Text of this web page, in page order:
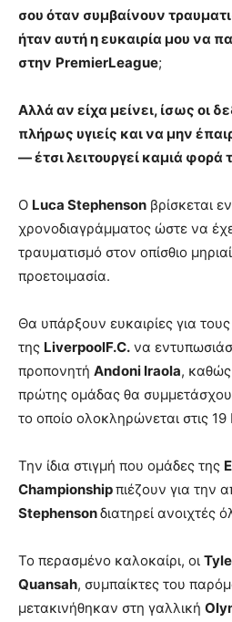
σου όταν συμβαίνουν
ήταν αυτή η ευκαιρία μου να
στην PremierLeague;
Αλλά αν είχα μείνει, ίσως οι
πλήρως υγιείς και να μην
— έτσι λειτουργεί καμιά φορά
Ο Luca Stephenson βρίσκεται
χρονοδιαγράμματος ώστε να
τραυματισμό στον οπίσθιο
προετοιμασία.
Θα υπάρξουν ευκαιρίες για
της LiverpoolF.C. να
προπονητή Andoni Iraola, καθώς
πρώτης ομάδας θα
το οποίο ολοκληρώνεται στις 19
Την ίδια στιγμή που ομάδες της
Championshipπιέζουν για την
Stephensonδιατηρεί ανοιχτές
Το περασμένο καλοκαίρι, οι
Quansah, συμπαίκτες του
μετακινήθηκαν στη γαλλική